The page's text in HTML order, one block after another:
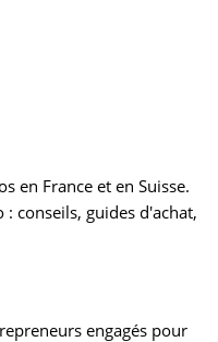
en France et en Suisse.
conseils, guides d'achat,
engagés pour